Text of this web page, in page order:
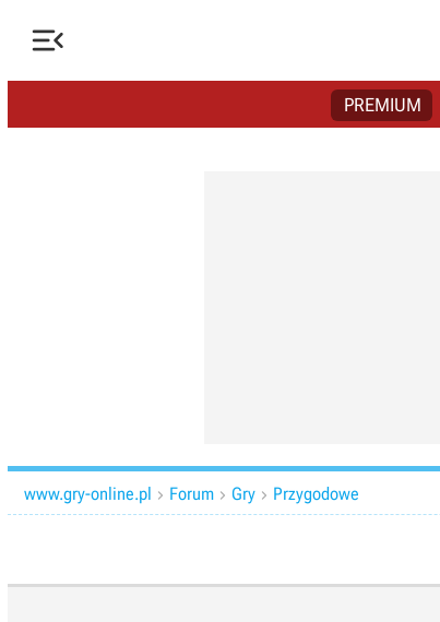

PREMIUM
www.gry-online.pl  Forum  Gry  Przygodowe